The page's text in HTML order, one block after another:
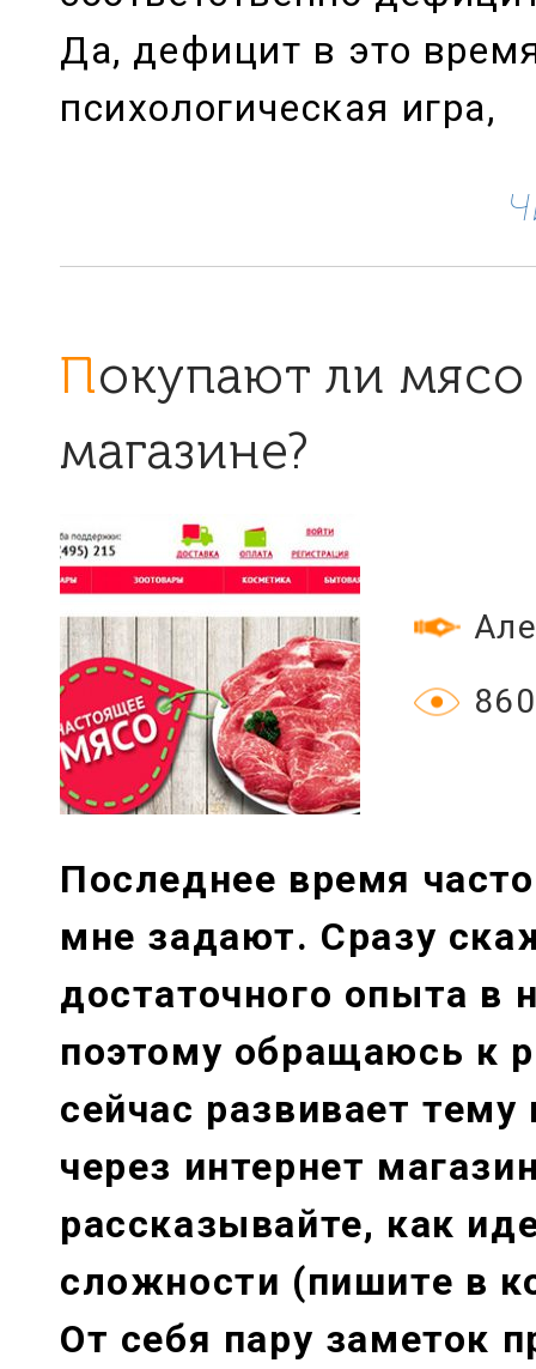
Да, дефицит в это
психологическая игра,
Покупают ли мясо в интернет-
магазине?
Последнее время
мне задают. Сразу
достаточного опыта в
поэтому обращаюсь к
сейчас развивает
через интернет
рассказывайте, как
сложности (пишите в
От себя пару заметок